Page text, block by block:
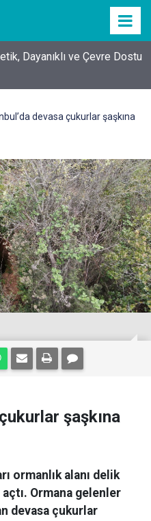
Dayanıklı ve Çevre Dostu
devasa çukurlar şaşkına
şaşkına
ormanlık alanı delik
Ormana gelenler
devasa çukurlar